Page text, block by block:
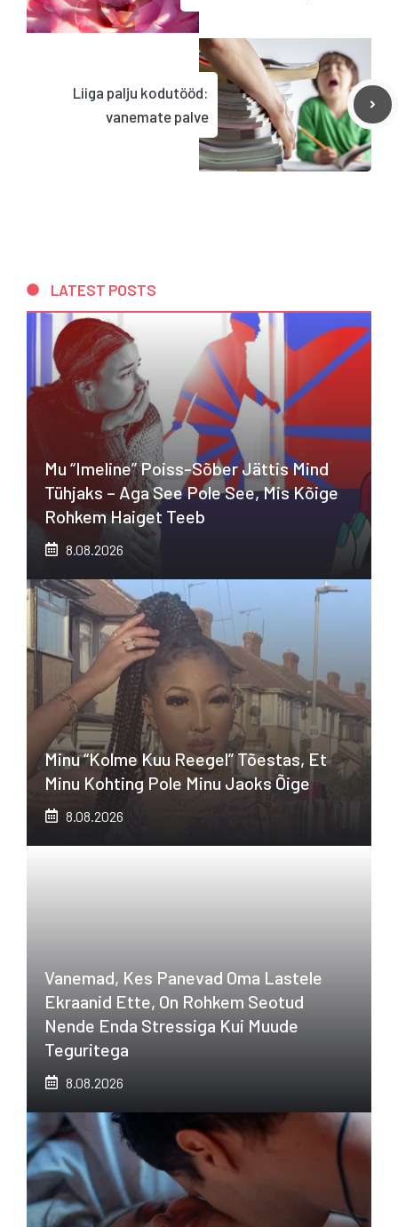
Liiga palju kodutööd:
vanemate palve
LATEST POSTS
Mu “imeline” Poiss-Sõber Jättis Mind
Tühjaks – Aga See Pole See, Mis Kõige
Rohkem Haiget Teeb
8.08.2026
Minu “kolme Kuu Reegel” Tõestas, Et
Minu Kohting Pole Minu Jaoks Õige
8.08.2026
Vanemad, Kes Panevad Oma Lastele
Ekraanid Ette, On Rohkem Seotud
Nende Enda Stressiga Kui Muude
Teguritega
8.08.2026